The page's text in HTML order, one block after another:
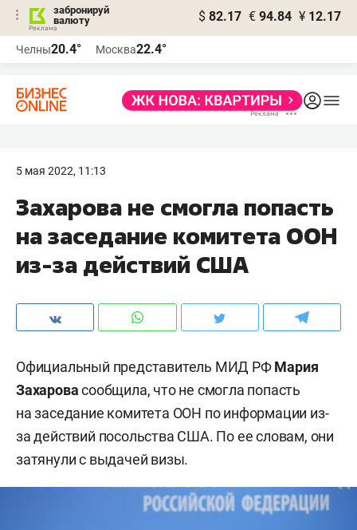
забронируй
валюту
$ 82.17 € 94.84 ¥ 12.17
Челны20.4° Москва22.4°
5 мая 2022, 11:13
Захарова не смогла попасть
на заседание комитета ООН
из-за действий США
Официальный представитель МИД РФМария
Захаровасообщила, что не смогла попасть
на заседание комитета ООН по информации из-
за действий посольства США. По ее словам, они
затянули с выдачей визы.